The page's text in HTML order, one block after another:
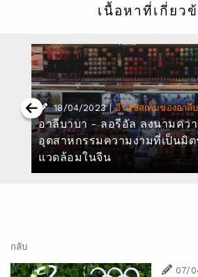
เนื้อหาที่เกี่ยวข้
18/04/2023 | อีโคซิสเท็มของอาลี
อาลีบาบา - ลอรีอัล ลงนามคว
อุตสาหกรรมความงามที่เป็นมิต
แวดล้อมในจีน
กลับ
07/